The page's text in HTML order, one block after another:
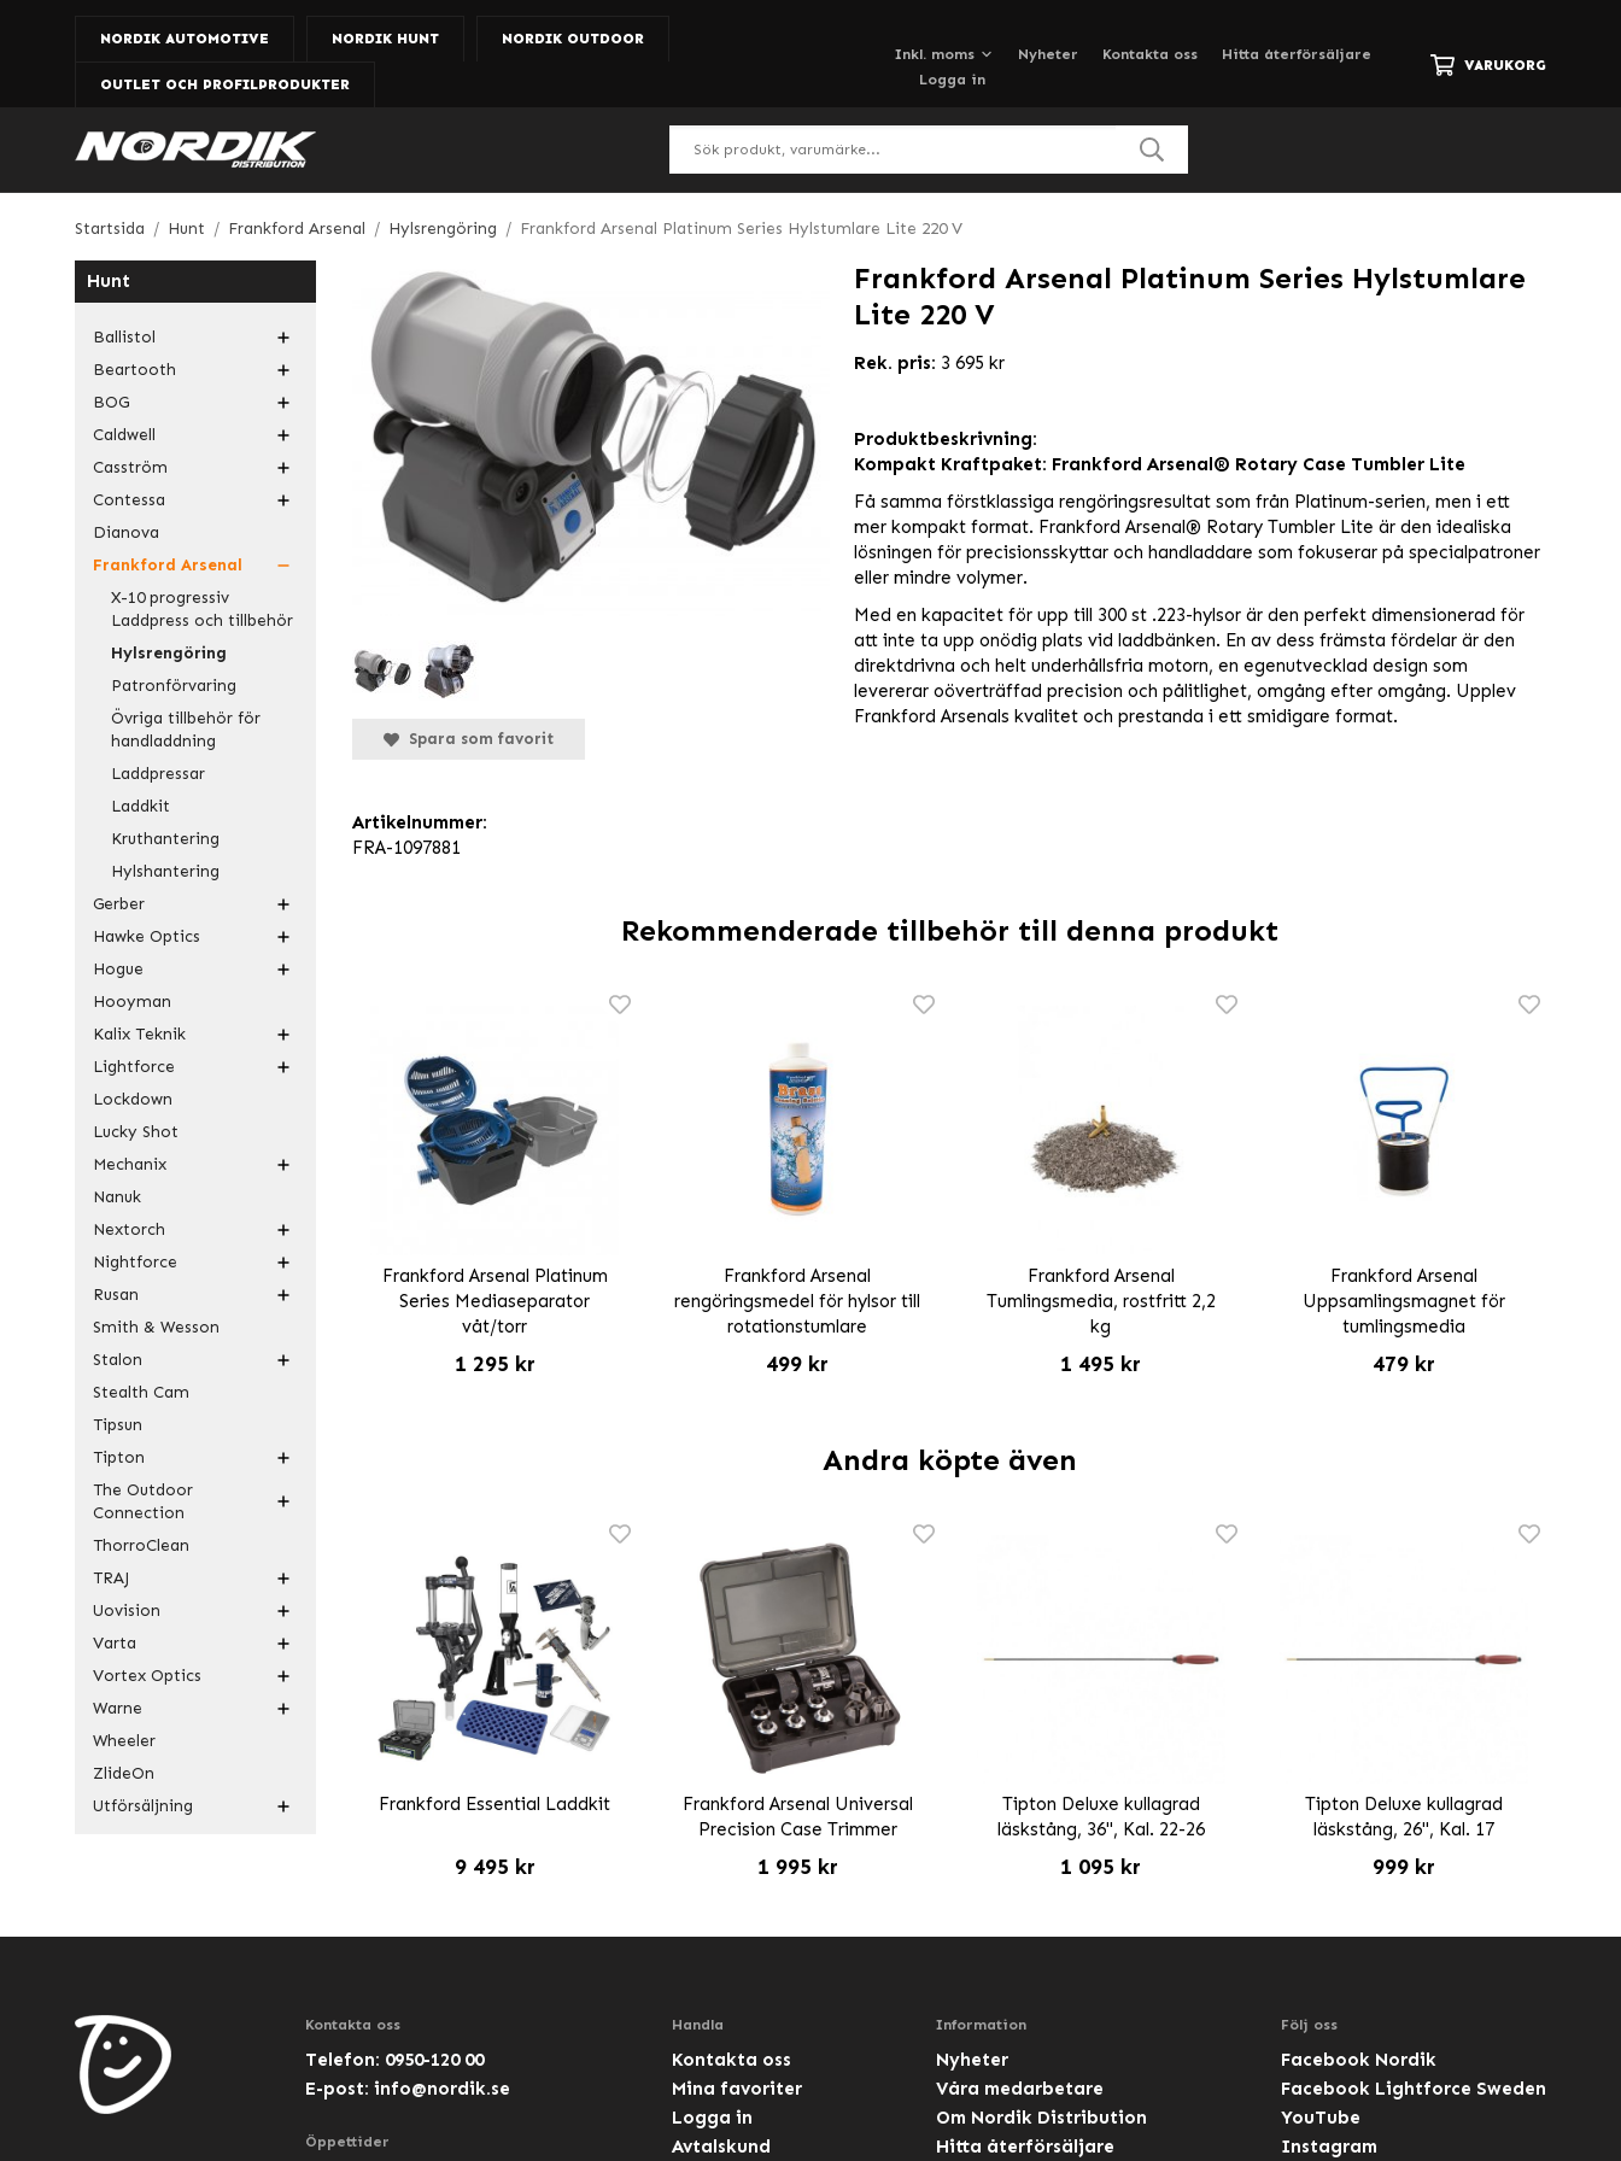
NORDIK AUTOMOTIVE NORDIK HUNT NORDIK OUTDOOR
OUTLET OCH PROFILPRODUKTER
Nyheter Kontakta oss
Hitta återförsäljare
Logga in
VARUKORG
Startsida / Hunt / Frankford Arsenal / Hylsrengöring / Frankford Arsenal Platinum Series Hylstumlare Lite 220 V
Hunt
Ballistol
Beartooth
BOG
Caldwell
Casström
Contessa
Dianova
Frankford Arsenal
X-10 progressiv
Laddpress och tillbehör
Hylsrengöring
Patronförvaring
Övriga tillbehör för
handladdning
Laddpressar
Laddkit
Kruthantering
Hylshantering
Gerber
Hawke Optics
Hogue
Hooyman
Kalix Teknik
Lightforce
Lockdown
Lucky Shot
Mechanix
Nanuk
Nextorch
Nightforce
Rusan
Smith & Wesson
Stalon
Stealth Cam
Tipsun
Tipton
The Outdoor
Connection
ThorroClean
TRAJ
Uovision
Varta
Vortex Optics
Warne
Wheeler
ZlideOn
Utförsäljning
Frankford Arsenal Platinum Series Hylstumlare
Lite 220 V
Rek. pris: 3 695 kr
Produktbeskrivning:
Kompakt Kraftpaket: Frankford Arsenal® Rotary Case Tumbler Lite
Få samma förstklassiga rengöringsresultat som från Platinum-serien, men i ett
mer kompakt format. Frankford Arsenal® Rotary Tumbler Lite är den idealiska
lösningen för precisionsskyttar och handladdare som fokuserar på specialpatroner
eller mindre volymer.
Med en kapacitet för upp till 300 st .223-hylsor är den perfekt dimensionerad för
att inte ta upp onödig plats vid laddbänken. En av dess främsta fördelar är den
direktdrivna och helt underhållsfria motorn, en egenutvecklad design som
levererar oöverträffad precision och pålitlighet, omgång efter omgång. Upplev
Frankford Arsenals kvalitet och prestanda i ett smidigare format.
Spara som favorit
Artikelnummer:
FRA-1097881
Rekommenderade tillbehör till denna produkt
Frankford Arsenal Platinum
Series Mediaseparator
våt/torr
1 295 kr
Frankford Arsenal
rengöringsmedel för hylsor till
rotationstumlare
499 kr
Frankford Arsenal
Tumlingsmedia, rostfritt 2,2
kg
1 495 kr
Frankford Arsenal
Uppsamlingsmagnet för
tumlingsmedia
479 kr
Andra köpte även
Frankford Essential Laddkit
9 495 kr
Frankford Arsenal Universal
Precision Case Trimmer
1 995 kr
Tipton Deluxe kullagrad
läskstång, 36", Kal. 22-26
1 095 kr
Tipton Deluxe kullagrad
läskstång, 26", Kal. 17
999 kr
Kontakta oss
Telefon: 0950-120 00
E-post: info@nordik.se
Öppettider
Handla
Kontakta oss
Mina favoriter
Logga in
Avtalskund
Information
Nyheter
Våra medarbetare
Om Nordik Distribution
Hitta återförsäljare
Följ oss
Facebook Nordik
Facebook Lightforce Sweden
YouTube
Instagram